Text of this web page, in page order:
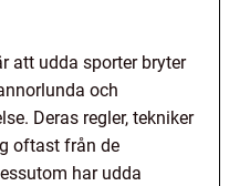
att udda sporter bryter
och
Deras regler, tekniker
oftast från de
har udda